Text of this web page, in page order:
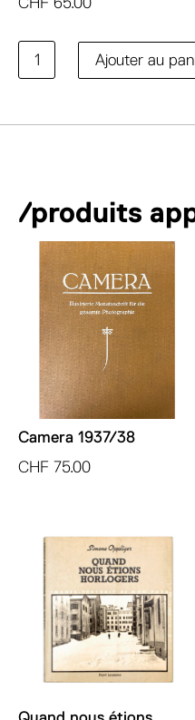
quantité
de
Blancs
Ajouter au
/produits
Camera 1937/38
CHF 75.00